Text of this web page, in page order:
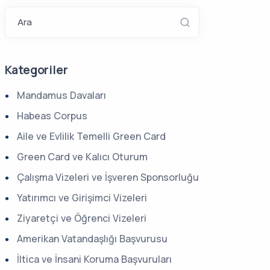
Ara
Kategoriler
Mandamus Davaları
Habeas Corpus
Aile ve Evlilik Temelli Green Card
Green Card ve Kalıcı Oturum
Çalışma Vizeleri ve İşveren Sponsorluğu
Yatırımcı ve Girişimci Vizeleri
Ziyaretçi ve Öğrenci Vizeleri
Amerikan Vatandaşlığı Başvurusu
İltica ve İnsani Koruma Başvuruları